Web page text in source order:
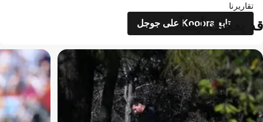
تقاريرنا
تابع Kooora على جوجل
قد يعجبك أيضاً